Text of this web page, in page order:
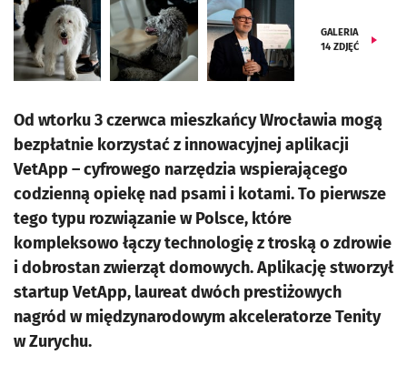
GALERIA
14 ZDJĘĆ
Od wtorku 3 czerwca mieszkańcy Wrocławia mogą
bezpłatnie korzystać z innowacyjnej aplikacji
VetApp – cyfrowego narzędzia wspierającego
codzienną opiekę nad psami i kotami. To pierwsze
tego typu rozwiązanie w Polsce, które
kompleksowo łączy technologię z troską o zdrowie
i dobrostan zwierząt domowych. Aplikację stworzył
startup VetApp, laureat dwóch prestiżowych
nagród w międzynarodowym akceleratorze Tenity
w Zurychu.